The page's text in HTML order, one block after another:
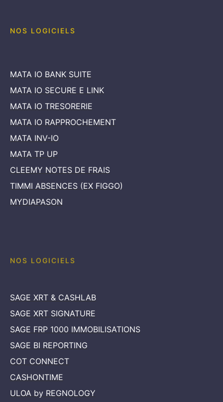
NOS LOGICIELS
MATA IO BANK SUITE
MATA IO SECURE E LINK
MATA IO TRESORERIE
MATA IO RAPPROCHEMENT
MATA INV-IO
MATA TP UP
CLEEMY NOTES DE FRAIS
TIMMI ABSENCES (EX FIGGO)
MYDIAPASON
SAGE XRT & CASHLAB
SAGE XRT SIGNATURE
SAGE FRP 1000 IMMOBILISATIONS
SAGE BI REPORTING
COT CONNECT
CASHONTIME
ULOA by REGNOLOGY